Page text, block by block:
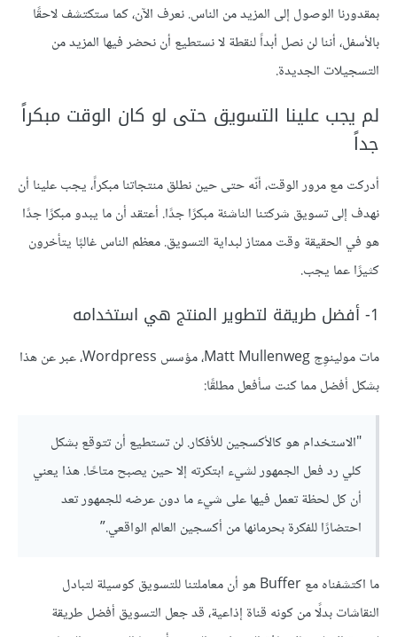
بمقدورنا الوصول إلى المزيد من الناس. نعرف الآن، كما ستكتشف لاحقًا
بالأسفل، أننا لن نصل أبداً لنقطة لا نستطيع أن نحضر فيها المزيد من
التسجيلات الجديدة.
لم يجب علينا التسويق حتى لو كان الوقت مبكراً
جداً
أدركت مع مرور الوقت، أنّه حتى حين نطلق منتجاتنا مبكراً، يجب علينا أن
نهدف إلى تسويق شركتنا الناشئة مبكرًا جدًا. أعتقد أن ما يبدو مبكرًا جدًا
هو في الحقيقة وقت ممتاز لبداية التسويق. معظم الناس غالبًا يتأخرون
كثيرًا عما يجب.
1- أفضل طريقة لتطوير المنتج هي استخدامه
مات مولينوِج Matt Mullenweg، مؤسس Wordpress، عبر عن هذا
بشكل أفضل مما كنت سأفعل مطلقًا:
"الاستخدام هو كالأكسجين للأفكار. لن تستطيع أن تتوقع بشكل
كلي رد فعل الجمهور لشيء ابتكرته إلا حين يصبح متاحًا. هذا يعني
أن كل لحظة تعمل فيها على شيء ما دون عرضه للجمهور تعد
احتضارًا للفكرة بحرمانها من أكسجين العالم الواقعي.”
ما اكتشفناه مع Buffer هو أن معاملتنا للتسويق كوسيلة لتبادل
النقاشات بدلًا من كونه قناة إذاعية، قد جعل التسويق أفضل طريقة